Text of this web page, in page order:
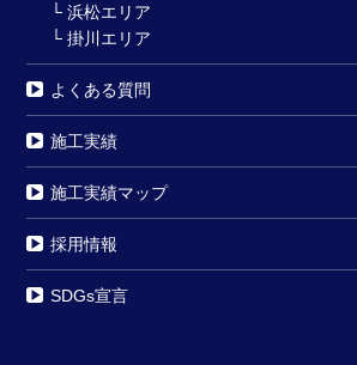
└浜松エリア
└掛川エリア
よくある質問
施工実績
施工実績マップ
採用情報
SDGs宣言